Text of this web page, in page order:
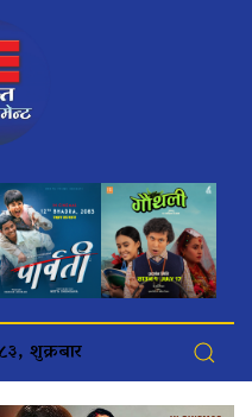
शुक्रबार